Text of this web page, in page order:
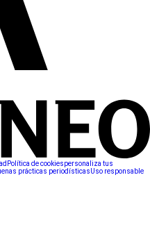
Política de cookiespersonaliza tus
prácticas periodísticasUso responsable